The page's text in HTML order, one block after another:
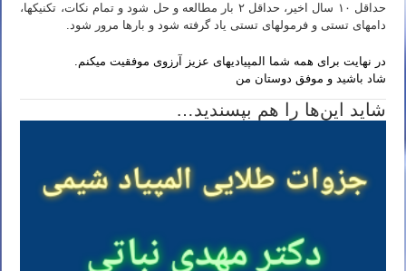
حداقل ۱۰ سال اخیر، حداقل ۲ بار مطالعه و حل شود و تمام نکات، تکنیکها،
دام­های تستی و فرمولهای تستی یاد گرفته شود و بارها مرور شود.
در نهایت برای همه شما المپیادیهای عزیز آرزوی موفقیت میکنم.
شاد باشید و موفق دوستان من
شاید این‌ها را هم بپسندید…